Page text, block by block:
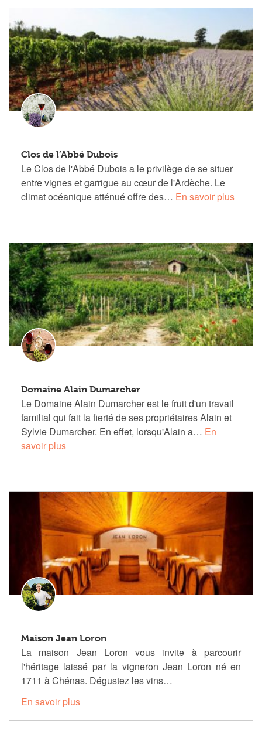
Clos de l’Abbé Dubois
Le Clos de l'Abbé Dubois a le privilège de se situer
entre vignes et garrigue au cœur de l'Ardèche. Le
climat océanique atténué offre des… En savoir plus
Domaine Alain Dumarcher
Le Domaine Alain Dumarcher est le fruit d'un travail
familial qui fait la fierté de ses propriétaires Alain et
Sylvie Dumarcher. En effet, lorsqu'Alain a… En
savoir plus
Maison Jean Loron
La maison Jean Loron vous invite à parcourir
l'héritage laissé par la vigneron Jean Loron né en
1711 à Chénas. Dégustez les vins…
En savoir plus